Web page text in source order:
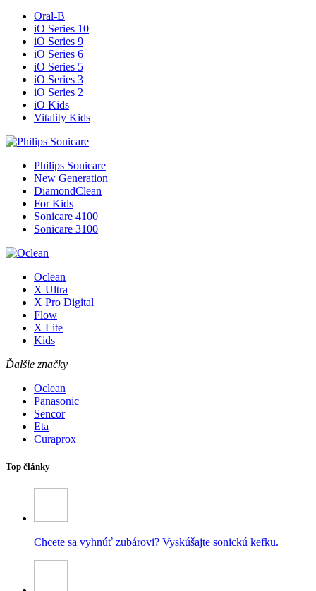
Oral-B
iO Series 10
iO Series 9
iO Series 6
iO Series 5
iO Series 3
iO Series 2
iO Kids
Vitality Kids
Philips Sonicare
New Generation
DiamondClean
For Kids
Sonicare 4100
Sonicare 3100
Oclean
X Ultra
X Pro Digital
Flow
X Lite
Kids
Ďalšie značky
Oclean
Panasonic
Sencor
Eta
Curaprox
Top články
Chcete sa vyhnúť zubárovi? Vyskúšajte sonickú kefku.